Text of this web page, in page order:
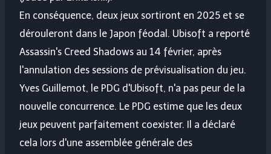
En conséquence, deux jeux sortiront en 2025 et se
dérouleront dans le Japon féodal. Ubisoft a reporté
Assassin's Creed Shadows au 14 février, après
l'annulation des sessions de prévisualisation du jeu.
Yves Guillemot, le PDG d'Ubisoft, n'a pas peur de la
nouvelle concurrence. Le PDG estime que les deux
jeux peuvent parfaitement coexister. Il a déclaré
cela lors d'une assemblée générale des